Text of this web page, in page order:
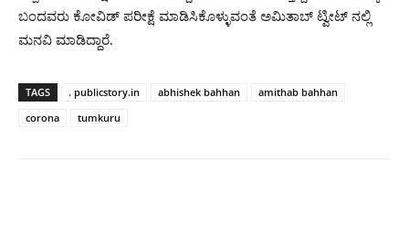
ಬಂದವರು ಕೋವಿಡ್ ಪರೀಕ್ಷೆ ಮಾಡಿಸಿಕೊಳ್ಳುವಂತೆ ಅಮಿತಾಬ್‌ ಟ್ವೀಟ್ ನಲ್ಲಿ
ಮನವಿ ಮಾಡಿದ್ದಾರೆ.
TAGS . publicstory.in abhishek bahhan
amithab bahhan
corona
tumkuru